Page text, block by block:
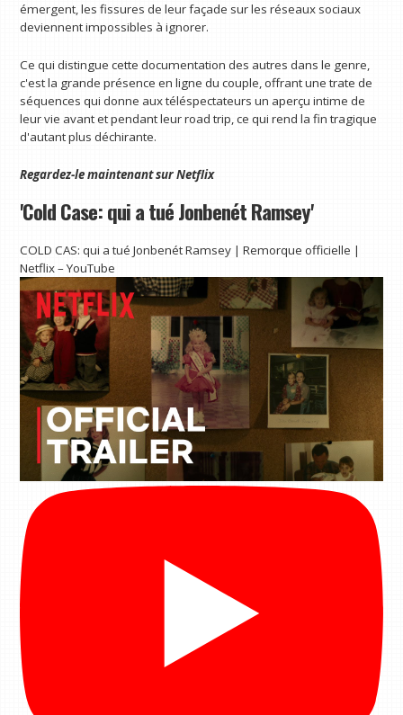
émergent, les fissures de leur façade sur les réseaux sociaux
deviennent impossibles à ignorer.
Ce qui distingue cette documentation des autres dans le genre,
c'est la grande présence en ligne du couple, offrant une trate de
séquences qui donne aux téléspectateurs un aperçu intime de
leur vie avant et pendant leur road trip, ce qui rend la fin tragique
d'autant plus déchirante.
Regardez-le maintenant surNetflix
'Cold Case: qui a tué Jonbenét Ramsey'
COLD CAS: qui a tué Jonbenét Ramsey | Remorque officielle |
Netflix – YouTube